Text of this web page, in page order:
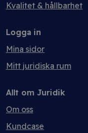
Kvalitet & hållbarhet
Logga in
Mina sidor
Mitt juridiska rum
Allt om Juridik
Om oss
Kundcase